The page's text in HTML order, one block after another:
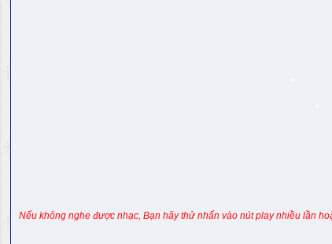
Nếu không nghe được nhạc, Bạn hãy thử nhấn vào nút play nhiều lần